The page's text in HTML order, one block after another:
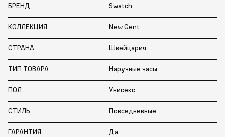
БРЕНД Swatch
КОЛЛЕКЦИЯ New Gent
СТРАНА Швейцария
ТИП ТОВАРА Наручные часы
ПОЛ Унисекс
СТИЛЬ Повседневные
ГАРАНТИЯ Да